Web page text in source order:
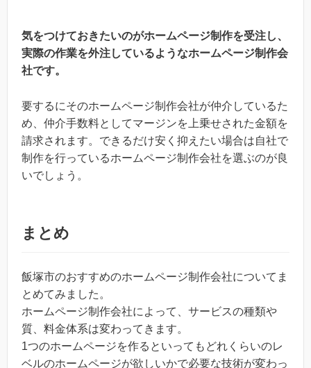
気をつけておきたいのがホームページ制作を受注し、
実際の作業を外注しているようなホームページ制作会
社です。
要するにそのホームページ制作会社が仲介しているた
め、仲介手数料としてマージンを上乗せされた金額を
請求されます。できるだけ安く抑えたい場合は自社で
制作を行っているホームページ制作会社を選ぶのが良
いでしょう。
まとめ
飯塚市のおすすめのホームページ制作会社についてま
とめてみました。
ホームページ制作会社によって、サービスの種類や
質、料金体系は変わってきます。
1つのホームページを作るといってもどれくらいのレ
ベルのホームページが欲しいかで必要な技術が変わっ